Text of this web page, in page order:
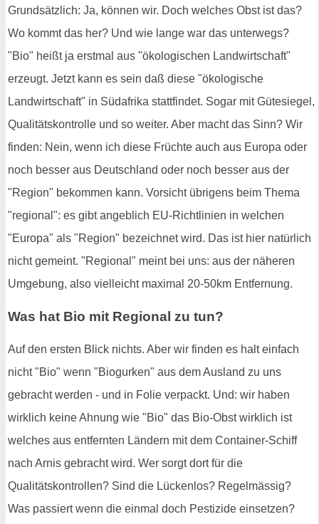
Grundsätzlich: Ja, können wir. Doch welches Obst ist das?
Wo kommt das her? Und wie lange war das unterwegs?
"Bio" heißt ja erstmal aus "ökologischen Landwirtschaft"
erzeugt. Jetzt kann es sein daß diese "ökologische
Landwirtschaft" in Südafrika stattfindet. Sogar mit Gütesiegel,
Qualitätskontrolle und so weiter. Aber macht das Sinn? Wir
finden: Nein, wenn ich diese Früchte auch aus Europa oder
noch besser aus Deutschland oder noch besser aus der
"Region" bekommen kann. Vorsicht übrigens beim Thema
"regional": es gibt angeblich EU-Richtlinien in welchen
"Europa" als "Region" bezeichnet wird. Das ist hier natürlich
nicht gemeint. "Regional" meint bei uns: aus der näheren
Umgebung, also vielleicht maximal 20-50km Entfernung.
Was hat Bio mit Regional zu tun?
Auf den ersten Blick nichts. Aber wir finden es halt einfach
nicht "Bio" wenn "Biogurken" aus dem Ausland zu uns
gebracht werden - und in Folie verpackt. Und: wir haben
wirklich keine Ahnung wie "Bio" das Bio-Obst wirklich ist
welches aus entfernten Ländern mit dem Container-Schiff
nach Arnis gebracht wird. Wer sorgt dort für die
Qualitätskontrollen? Sind die Lückenlos? Regelmässig?
Was passiert wenn die einmal doch Pestizide einsetzen?